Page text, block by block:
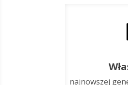
najnowszej